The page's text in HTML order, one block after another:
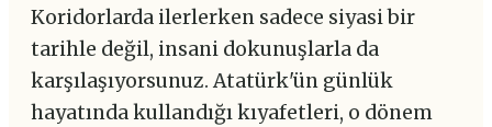
Koridorlarda ilerlerken sadece siyasi bir
tarihle değil, insani dokunuşlarla da
karşılaşıyorsunuz. Atatürk'ün günlük
hayatında kullandığı kıyafetleri, o dönem